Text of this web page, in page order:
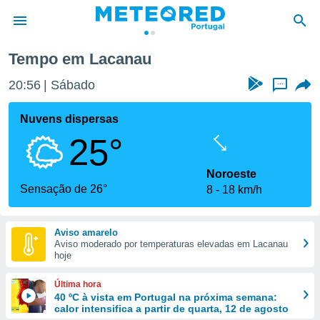
da
foi
fornecidas
a este
das
e
forma
digital
Tempo em Lacanau
20:56 Sábado ...
Nuvens dispersas
25°
Sensação de 26°
Noroeste
8
18 km/h
Aviso amarelo
Aviso moderado por temperaturas elevadas em Lacanau
hoje
Última hora
40 ºC à vista em Portugal na próxima semana:
calor intensifica a partir de quarta, 12 de agosto